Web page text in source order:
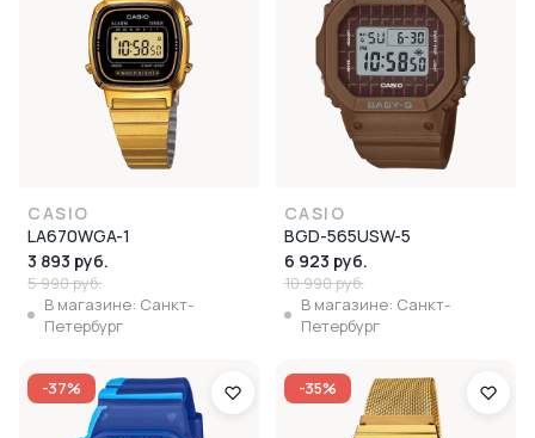
CASIO
LA670WGA-1
3 893 руб.
5 990 руб.
В магазине: Санкт-
Петербург
CASIO
BGD-565USW-5
6 923 руб.
10 990 руб.
В магазине: Санкт-
Петербург
-37% -35%